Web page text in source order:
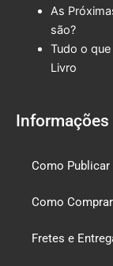
As
são?
Tudo o
Livro
Informações
Como Publicar
Como Comprar
Fretes e